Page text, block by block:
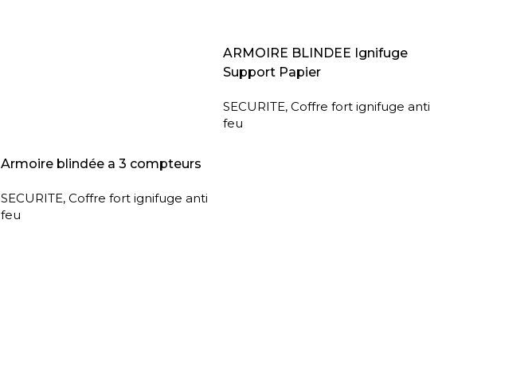
LIRE LA SUITE
Armoire blindée a 3 compteurs
SECURITE, Coffre fort ignifuge anti
feu
LIRE LA SUITE
ARMOIRE BLINDEE Ignifuge
Support Papier
SECURITE, Coffre fort ignifuge anti
feu